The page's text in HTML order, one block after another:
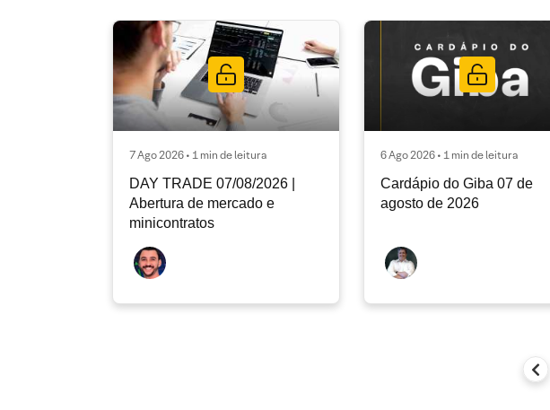
7 Ago 2026 • 1 min de leitura
DAY TRADE 07/08/2026 |
Abertura de mercado e
minicontratos
6 Ago 2026 • 1 min de leitura
Cardápio do Giba 07 de
agosto de 2026